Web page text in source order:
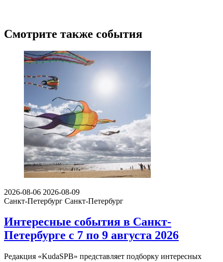
Смотрите также события
2026-08-06 2026-08-09
Санкт-Петербург Санкт-Петербург
Интересные события в Санкт-
Петербурге с 7 по 9 августа 2026
Редакция «KudaSPB» представляет подборку интересных